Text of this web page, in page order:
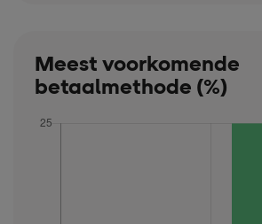
Meest voorkomende
betaalmethode (%)